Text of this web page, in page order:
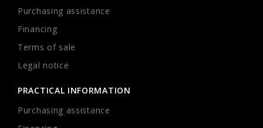
Purchasing assistance
Financing
Terms of sale
Legal notice
PRACTICAL INFORMATION
Purchasing assistance